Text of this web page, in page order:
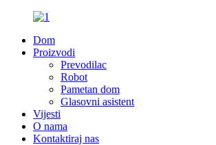
Dom
Proizvodi
Prevodilac
Robot
Pametan dom
Glasovni asistent
Vijesti
O nama
Kontaktiraj nas